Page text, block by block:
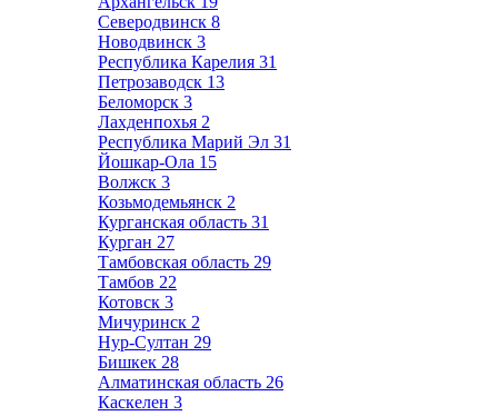
Северодвинск 8
Новодвинск 3
Республика Карелия 31
Петрозаводск 13
Беломорск 3
Лахденпохья 2
Республика Марий Эл 31
Йошкар-Ола 15
Волжск 3
Козьмодемьянск 2
Курганская область 31
Курган 27
Тамбовская область 29
Тамбов 22
Котовск 3
Мичуринск 2
Нур-Султан 29
Бишкек 28
Алматинская область 26
Каскелен 3